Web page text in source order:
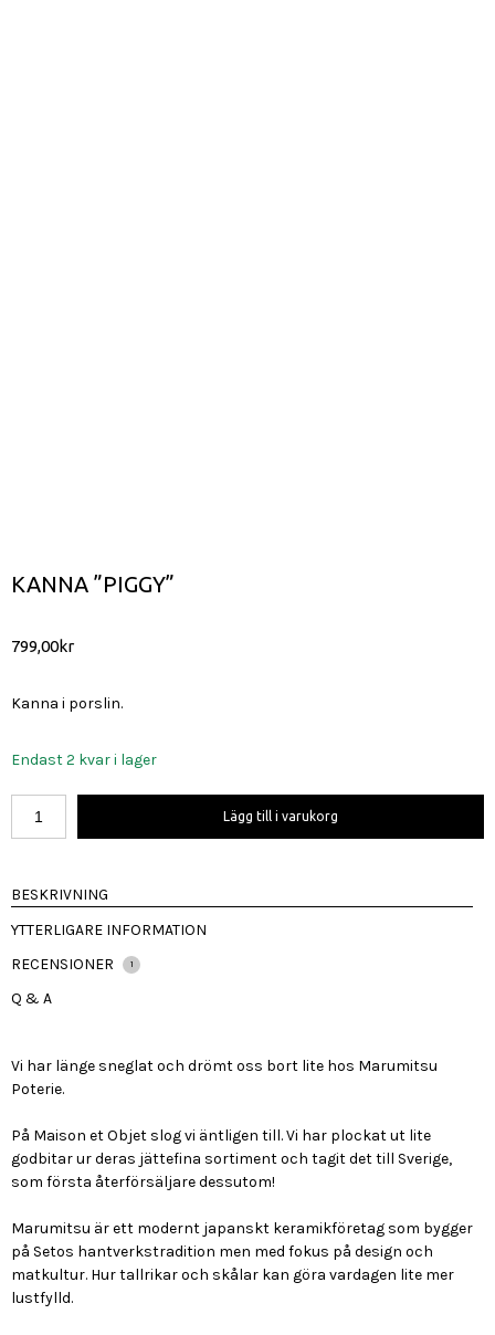
KANNA ”PIGGY”
799,00kr
Kanna i porslin.
Endast 2 kvar i lager
"Piggy"
Lägg till i varukorg
BESKRIVNING
YTTERLIGARE INFORMATION
RECENSIONER
1
Q & A
Vi har länge sneglat och drömt oss bort lite hos Marumitsu
Poterie.
På Maison et Objet slog vi äntligen till. Vi har plockat ut lite
godbitar ur deras jättefina sortiment och tagit det till Sverige,
som första återförsäljare dessutom!
Marumitsu är ett modernt japanskt keramikföretag som bygger
på Setos hantverkstradition men med fokus på design och
matkultur. Hur tallrikar och skålar kan göra vardagen lite mer
lustfylld.